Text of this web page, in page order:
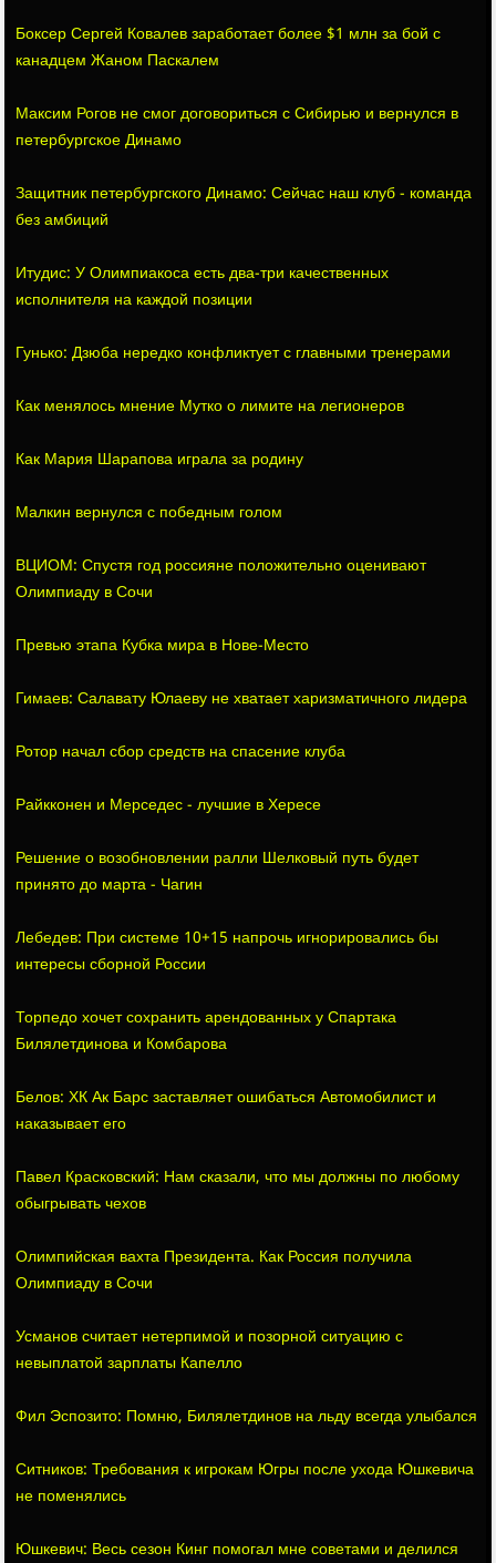
Боксер Сергей Ковалев заработает более $1 млн за бой с
канадцем Жаном Паскалем
Максим Рогов не смог договориться с Сибирью и вернулся в
петербургское Динамо
Защитник петербургского Динамо: Сейчас наш клуб - команда
без амбиций
Итудис: У Олимпиакоса есть два-три качественных
исполнителя на каждой позиции
Гунько: Дзюба нередко конфликтует с главными тренерами
Как менялось мнение Мутко о лимите на легионеров
Как Мария Шарапова играла за родину
Малкин вернулся с победным голом
ВЦИОМ: Спустя год россияне положительно оценивают
Олимпиаду в Сочи
Превью этапа Кубка мира в Нове-Место
Гимаев: Салавату Юлаеву не хватает харизматичного лидера
Ротор начал сбор средств на спасение клуба
Райкконен и Мерседес - лучшие в Хересе
Решение о возобновлении ралли Шелковый путь будет
принято до марта - Чагин
Лебедев: При системе 10+15 напрочь игнорировались бы
интересы сборной России
Торпедо хочет сохранить арендованных у Спартака
Билялетдинова и Комбарова
Белов: ХК Ак Барс заставляет ошибаться Автомобилист и
наказывает его
Павел Красковский: Нам сказали, что мы должны по любому
обыгрывать чехов
Олимпийская вахта Президента. Как Россия получила
Олимпиаду в Сочи
Усманов считает нетерпимой и позорной ситуацию с
невыплатой зарплаты Капелло
Фил Эспозито: Помню, Билялетдинов на льду всегда улыбался
Ситников: Требования к игрокам Югры после ухода Юшкевича
не поменялись
Юшкевич: Весь сезон Кинг помогал мне советами и делился